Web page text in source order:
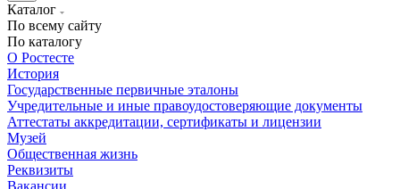
Каталог
По всему сайту
По каталогу
О Ростесте
История
Государственные первичные эталоны
Учредительные и иные правоудостоверяющие документы
Аттестаты аккредитации, сертификаты и лицензии
Музей
Общественная жизнь
Реквизиты
Вакансии